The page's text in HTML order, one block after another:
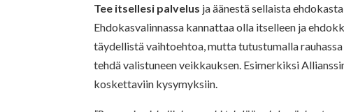
Tee itsellesi palvelus ja äänestä sellaista
Ehdokasvalinnassa kannattaa olla itselleen ja
täydellistä vaihtoehtoa, mutta tutustumalla
tehdä valistuneen veikkauksen. Esimerkiksi
koskettaviin kysymyksiin.